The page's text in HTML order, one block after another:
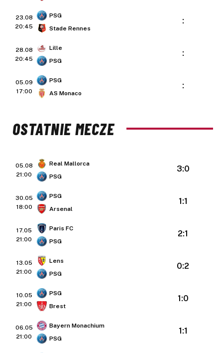
23.08
20:45
PSG
Stade Rennes
:
28.08
20:45
Lille
PSG
:
05.09
17:00
PSG
AS Monaco
:
OSTATNIE MECZE
05.08
21:00
Real Mallorca
PSG
3:0
30.05
18:00
PSG
Arsenal
1:1
17.05
21:00
Paris FC
PSG
2:1
13.05
21:00
Lens
PSG
0:2
10.05
21:00
PSG
Brest
1:0
06.05
21:00
Bayern Monachium
PSG
1:1